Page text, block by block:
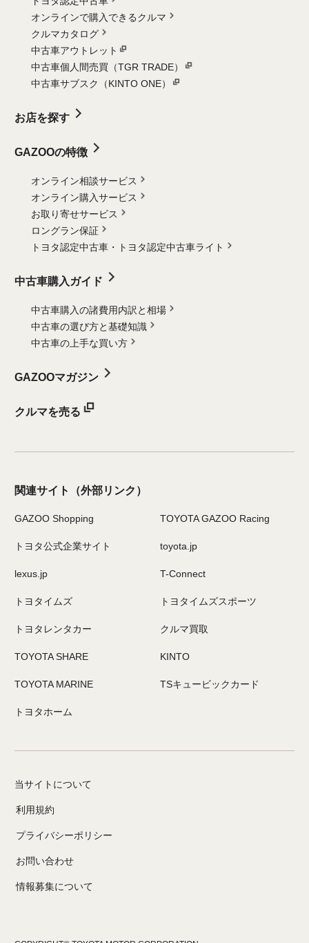
オンラインで購入できるクルマ
クルマカタログ
中古車アウトレット
中古車個人間売買（TGR TRADE）
中古車サブスク（KINTO ONE）
お店を探す
GAZOOの特徴
オンライン相談サービス
オンライン購入サービス
お取り寄せサービス
ロングラン保証
トヨタ認定中古車・
トヨタ認定中古車ライト
中古車購入ガイド
中古車購入の諸費用内訳と相場
中古車の選び方と基礎知識
中古車の上手な買い方
GAZOOマガジン
クルマを売る
関連サイト （外部リンク）
GAZOO Shopping TOYOTA GAZOO Racing
トヨタ公式企業サイト toyota.jp
lexus.jp T-Connect
トヨタイムズ トヨタイムズスポーツ
トヨタレンタカー クルマ買取
TOYOTA SHARE KINTO
TOYOTA MARINE TSキュービックカード
トヨタホーム
当サイトについて
利用規約
プライバシーポリシー
お問い合わせ
情報募集について